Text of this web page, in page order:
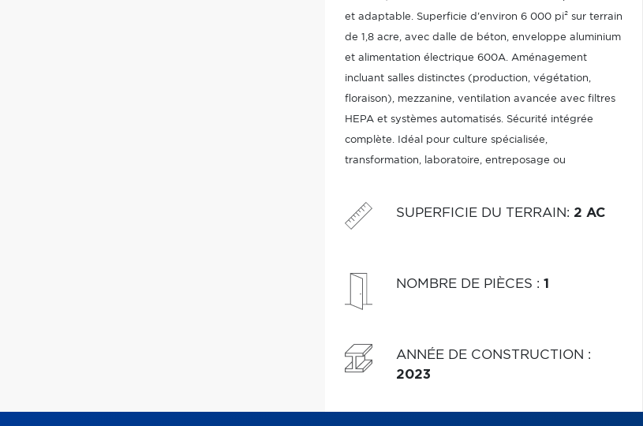
et adaptable. Superficie d'environ 6 000 pi² sur terrain
de 1,8 acre, avec dalle de béton, enveloppe aluminium
et alimentation électrique 600A. Aménagement
incluant salles distinctes (production, végétation,
floraison), mezzanine, ventilation avancée avec filtres
HEPA et systèmes automatisés. Sécurité intégrée
complète. Idéal pour culture spécialisée,
transformation, laboratoire, entreposage ou
SUPERFICIE DU TERRAIN: 2 AC
NOMBRE DE PIÈCES : 1
ANNÉE DE CONSTRUCTION :
2023